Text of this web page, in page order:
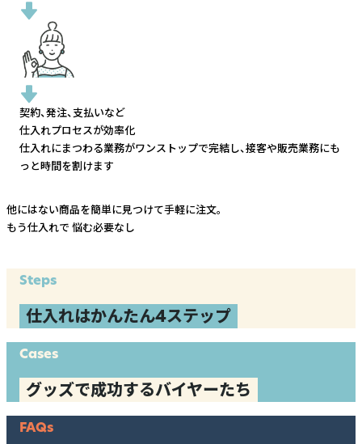
契約、発注、支払いなど
仕入れプロセスが効率化
仕入れにまつわる業務がワンストップで完結し、接客や販売業務にも
っと時間を割けます
他にはない商品を簡単に見つけて手軽に注文。
もう仕入れで 悩む必要なし
Steps
仕入れはかんたん4ステップ
Cases
グッズで成功するバイヤーたち
FAQs